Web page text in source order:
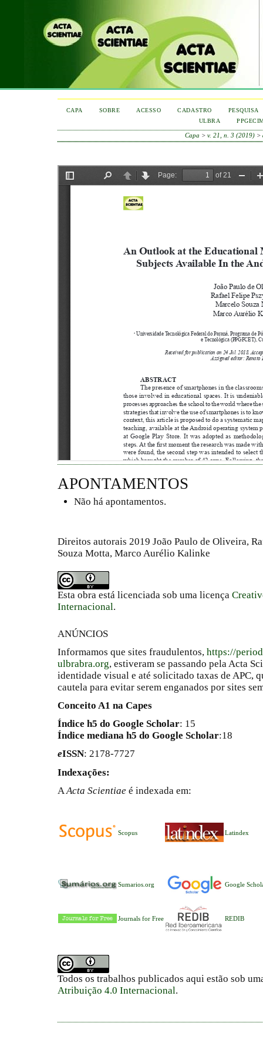
CAPA SOBRE ACESSO CADASTRO
PESQUISA
ULBRA
Capa >v. 21, n. 3 (2019) >
APONTAMENTOS
Não há apontamentos.
Direitos autorais 2019 João Paulo de Oliveira,
Souza Motta, Marco Aurélio Kalinke
Esta obra está licenciada sob uma licença
Internacional.
ANÚNCIOS
Informamos que sites fraudulentos, https://
ulbrabra.org, estiveram se passando pela Acta
identidade visual e até solicitado taxas de APC,
cautela para evitar serem enganados por sites
Conceito A1 na Capes
Índice h5 do Google Scholar: 15
Índice mediana h5 do Google Scholar:18
eISSN: 2178-7727
Indexações:
AActa Scientiae é indexada em:
Scopus Latindex
Sumarios.org Google
Journals for Free REDIB
Todos os trabalhos publicados aqui estão sob
Atribuição 4.0 Internacional.